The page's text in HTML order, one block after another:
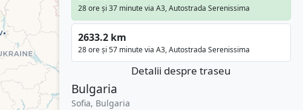
28 ore și 37 minute via A3, Autostrada Serenissima
2633.2 km
28 ore și 57 minute via A3, Autostrada Serenissima
Detalii despre traseu
Bulgaria
Sofia, Bulgaria